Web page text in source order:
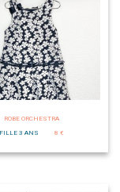
ROBE ORCHESTRA
FILLE 3 ANS
8 €